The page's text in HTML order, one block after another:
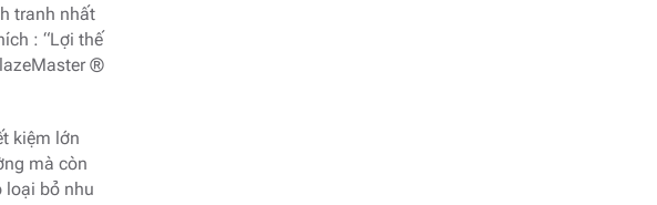
tranh nhất
: “Lợi thế
®
kiệm lớn
mà còn
loại bỏ nhu